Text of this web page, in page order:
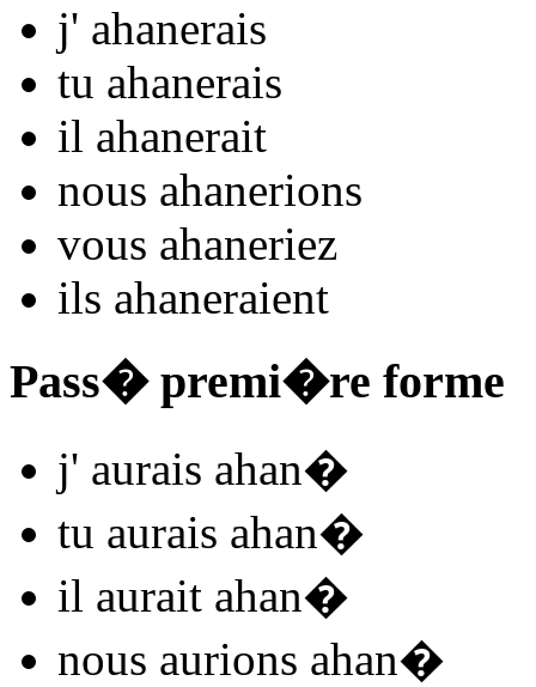
j' ahanerais
tu ahanerais
il ahanerait
nous ahanerions
vous ahaneriez
ils ahaneraient
Pass� premi�re forme
j' aurais ahan�
tu aurais ahan�
il aurait ahan�
nous aurions ahan�